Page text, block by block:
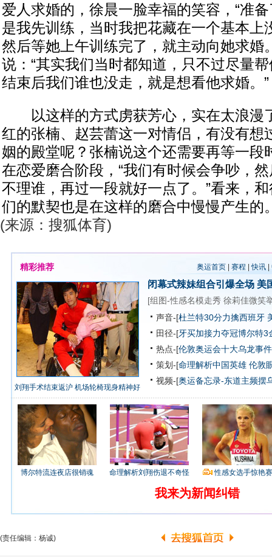
爱人求婚的，徐晨一脸幸福的笑容，“准
是我先训练，当时我把花藏在一个基本上
然后等她上午训练完了，就主动向她求婚
说：“其实我们当时都知道，只不过尽量
结束后我们谁也没走，就是想看他求婚。”
以这样的方式虏获芳心，实在太浪漫
红的张楠、赵芸蕾这一对情侣，有没有想
姻的殿堂呢？张楠说这个还需要再等一段
在恋爱磨合阶段，“我们有时候会争吵，
不理谁，再过一段就好一点了。”看来，
们的默契也是在这样的磨合中慢慢产生的
(来源：搜狐体育)
精彩推荐 奥运首页| 赛程 |快讯|
刘翔手术结束返沪 机场轮椅现身精神好
闭幕式辣妹组合引爆全场 美
[组图-性感名模走秀 徐莉佳微笑
声音-[杜兰特30分力擒西班牙
田径-[牙买加接力夺冠博尔特3
热点-[伦敦奥运会十大乌龙事件
策划-[命理解析中国英雄 伦敦
视频-[奥运备忘录-东道主频摆
博尔特流连夜店很销魂 命理解析刘翔伤退不奇怪 性感女选手惊艳
我来为新闻纠错
(责任编辑：杨诚)